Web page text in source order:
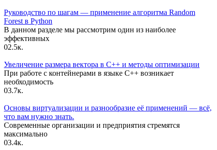
Руководство по шагам — применение алгоритма Random
Forest в Python
В данном разделе мы рассмотрим один из наиболее
эффективных
02.5к.
Увеличение размера вектора в C++ и методы оптимизации
При работе с контейнерами в языке C++ возникает
необходимость
03.7к.
Основы виртуализации и разнообразие её применений — всё,
что вам нужно знать.
Современные организации и предприятия стремятся
максимально
03.4к.